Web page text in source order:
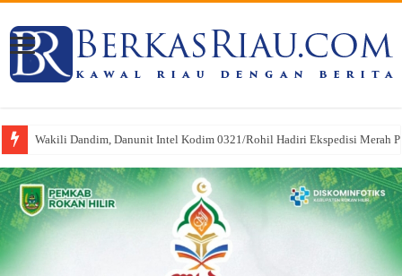
Wakili Dandim, Danunit Intel Kodim 0321/Rohil Hadiri Ekspedisi Merah
Pasi Pers Kodim 0321/Rohil Hadiri Upacara HUT Riau ke-69